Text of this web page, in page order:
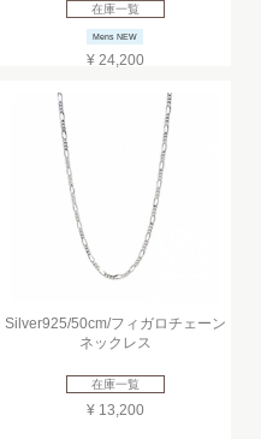
在庫一覧
Mens NEW
¥ 24,200
Silver925/50cm/フィガロチェーン
ネックレス
在庫一覧
¥ 13,200